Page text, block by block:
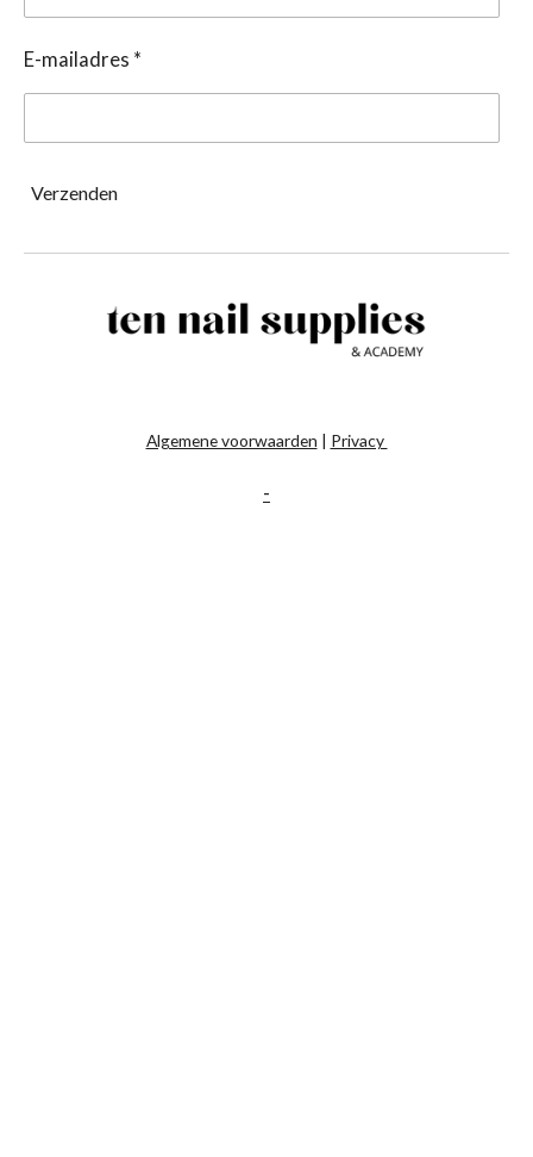
E-mailadres *
Verzenden
Algemene voorwaarden | Privacy
-